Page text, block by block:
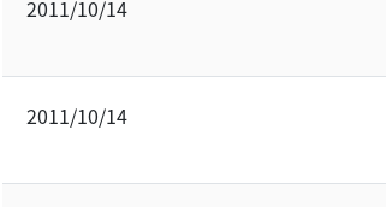
2011/10/14
2011/10/14